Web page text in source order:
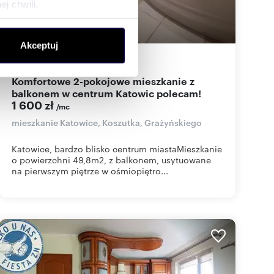
chwili.
społecznościowym,
od Ciebie lub
Akceptuj
m zł/m
Komfortowe 2-pokojowe mieszkanie z
balkonem w centrum Katowic polecam!
1 600 zł /mc
mieszkanie Katowice, Koszutka, Grażyńskiego
Katowice, bardzo blisko centrum miastaMieszkanie
o powierzchni 49,8m2, z balkonem, usytuowane
na pierwszym piętrze w ośmiopiętro...